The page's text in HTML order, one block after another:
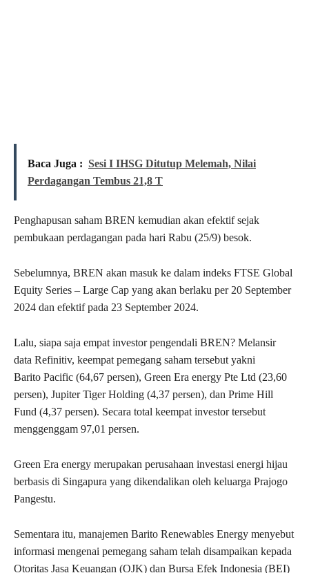
Baca Juga : Sesi I IHSG Ditutup Melemah, Nilai
Perdagangan Tembus 21,8 T
Penghapusan saham BREN kemudian akan efektif sejak
pembukaan perdagangan pada hari Rabu (25/9) besok.
Sebelumnya, BREN akan masuk ke dalam indeks FTSE Global
Equity Series – Large Cap yang akan berlaku per 20 September
2024 dan efektif pada 23 September 2024.
Lalu, siapa saja empat investor pengendali BREN? Melansir
data Refinitiv, keempat pemegang saham tersebut yakni
Barito Pacific (64,67 persen), Green Era energy Pte Ltd (23,60
persen), Jupiter Tiger Holding (4,37 persen), dan Prime Hill
Fund (4,37 persen). Secara total keempat investor tersebut
menggenggam 97,01 persen.
Green Era energy merupakan perusahaan investasi energi hijau
berbasis di Singapura yang dikendalikan oleh keluarga Prajogo
Pangestu.
Sementara itu, manajemen Barito Renewables Energy menyebut
informasi mengenai pemegang saham telah disampaikan kepada
Otoritas Jasa Keuangan (OJK) dan Bursa Efek Indonesia (BEI)